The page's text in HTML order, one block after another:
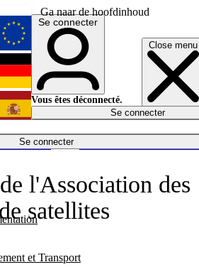
Ga naar de hoofdinhoud
Close menu
Se connecter
et Transport
Économie
English
Deutsch
Español
Se connecter
Vous êtes déconnecté.
Se connecter
l'Association des
satellites